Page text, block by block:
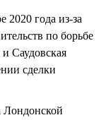
2020 года из-за
по борьбе
Саудовская
сделки
Лондонской